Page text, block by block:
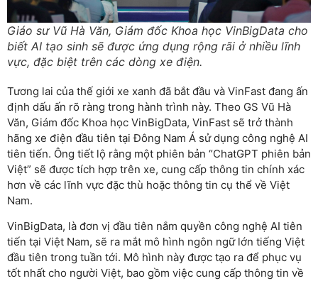
Giáo sư Vũ Hà Văn, Giám đốc Khoa học VinBigData cho
biết AI tạo sinh sẽ được ứng dụng rộng rãi ở nhiều lĩnh
vực, đặc biệt trên các dòng xe điện.
Tương lai của thế giới xe xanh đã bắt đầu và VinFast đang ấn
định dấu ấn rõ ràng trong hành trình này. Theo GS Vũ Hà
Văn, Giám đốc Khoa học VinBigData, VinFast sẽ trở thành
hãng xe điện đầu tiên tại Đông Nam Á sử dụng công nghệ AI
tiên tiến. Ông tiết lộ rằng một phiên bản “ChatGPT phiên bản
Việt” sẽ được tích hợp trên xe, cung cấp thông tin chính xác
hơn về các lĩnh vực đặc thù hoặc thông tin cụ thể về Việt
Nam.
VinBigData, là đơn vị đầu tiên nắm quyền công nghệ AI tiên
tiến tại Việt Nam, sẽ ra mắt mô hình ngôn ngữ lớn tiếng Việt
đầu tiên trong tuần tới. Mô hình này được tạo ra để phục vụ
tốt nhất cho người Việt, bao gồm việc cung cấp thông tin về